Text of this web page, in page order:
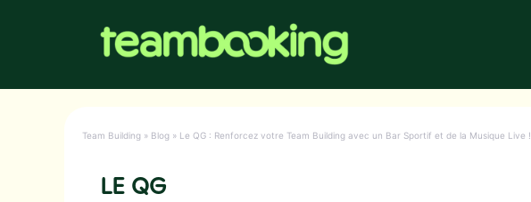
Team Building » Blog » Le QG : Renforcez votre Team Building avec un Bar Sportif et de la Musique Live !
LE QG